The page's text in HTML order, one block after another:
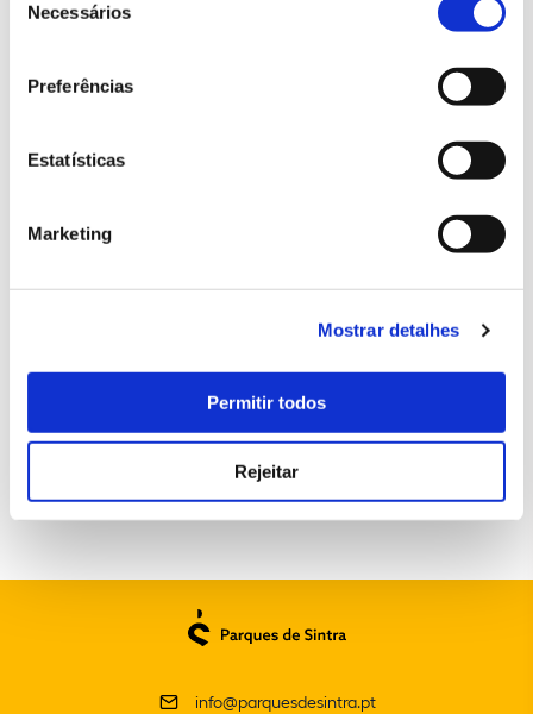
Necessários
Preferências
Estatísticas
Marketing
Mostrar detalhes
Permitir todos
Rejeitar
Cada acontecimento tem conteúdos em formato texto ou
permite relacionar a história deste palácio com os
Linha Mundo
: identifica acontecimentos marcantes da
ajudam a situar os eventos nas restantes linhas.
: enquadra os principais períodos e
evolução do edifício e do seu local de implantação.
Linha Palácio de Monserrate: elenca os diferentes períodos de
info@parquesdesintra.pt